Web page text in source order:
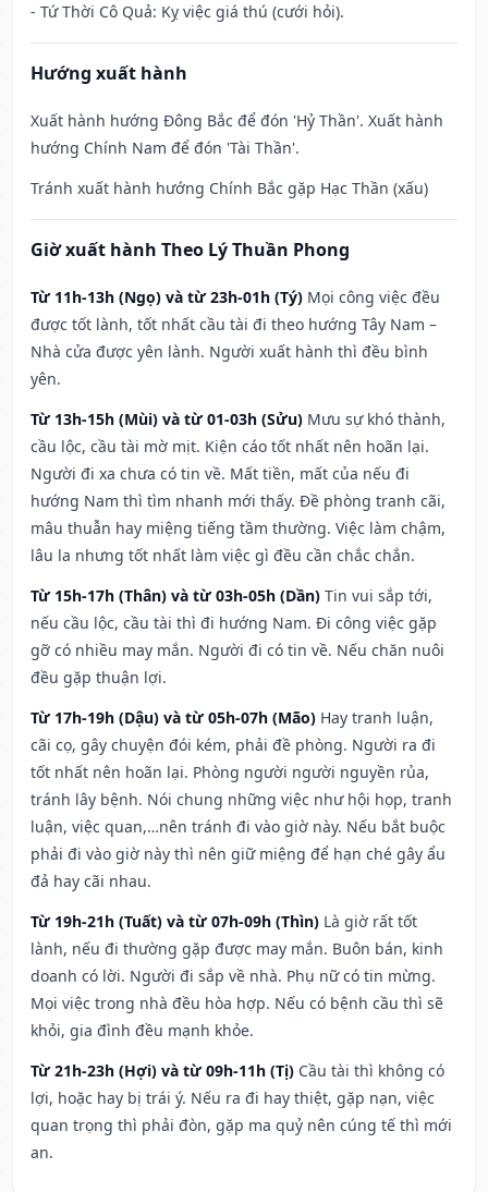
- Tứ Thời Cô Quả: Kỵ việc giá thú (cưới hỏi).
Hướng xuất hành
Xuất hành hướng Đông Bắc để đón 'Hỷ Thần'. Xuất hành
hướng Chính Nam để đón 'Tài Thần'.
Tránh xuất hành hướng Chính Bắc gặp Hạc Thần (xấu)
Giờ xuất hành Theo Lý Thuần Phong
Từ 11h-13h (Ngọ) và từ 23h-01h (Tý) Mọi công việc đều
được tốt lành, tốt nhất cầu tài đi theo hướng Tây Nam –
Nhà cửa được yên lành. Người xuất hành thì đều bình
yên.
Từ 13h-15h (Mùi) và từ 01-03h (Sửu) Mưu sự khó thành,
cầu lộc, cầu tài mờ mịt. Kiện cáo tốt nhất nên hoãn lại.
Người đi xa chưa có tin về. Mất tiền, mất của nếu đi
hướng Nam thì tìm nhanh mới thấy. Đề phòng tranh cãi,
mâu thuẫn hay miệng tiếng tầm thường. Việc làm chậm,
lâu la nhưng tốt nhất làm việc gì đều cần chắc chắn.
Từ 15h-17h (Thân) và từ 03h-05h (Dần) Tin vui sắp tới,
nếu cầu lộc, cầu tài thì đi hướng Nam. Đi công việc gặp
gỡ có nhiều may mắn. Người đi có tin về. Nếu chăn nuôi
đều gặp thuận lợi.
Từ 17h-19h (Dậu) và từ 05h-07h (Mão) Hay tranh luận,
cãi cọ, gây chuyện đói kém, phải đề phòng. Người ra đi
tốt nhất nên hoãn lại. Phòng người người nguyền rủa,
tránh lây bệnh. Nói chung những việc như hội họp, tranh
luận, việc quan,…nên tránh đi vào giờ này. Nếu bắt buộc
phải đi vào giờ này thì nên giữ miệng để hạn ché gây ẩu
đả hay cãi nhau.
Từ 19h-21h (Tuất) và từ 07h-09h (Thìn) Là giờ rất tốt
lành, nếu đi thường gặp được may mắn. Buôn bán, kinh
doanh có lời. Người đi sắp về nhà. Phụ nữ có tin mừng.
Mọi việc trong nhà đều hòa hợp. Nếu có bệnh cầu thì sẽ
khỏi, gia đình đều mạnh khỏe.
Từ 21h-23h (Hợi) và từ 09h-11h (Tị) Cầu tài thì không có
lợi, hoặc hay bị trái ý. Nếu ra đi hay thiệt, gặp nạn, việc
quan trọng thì phải đòn, gặp ma quỷ nên cúng tế thì mới
an.